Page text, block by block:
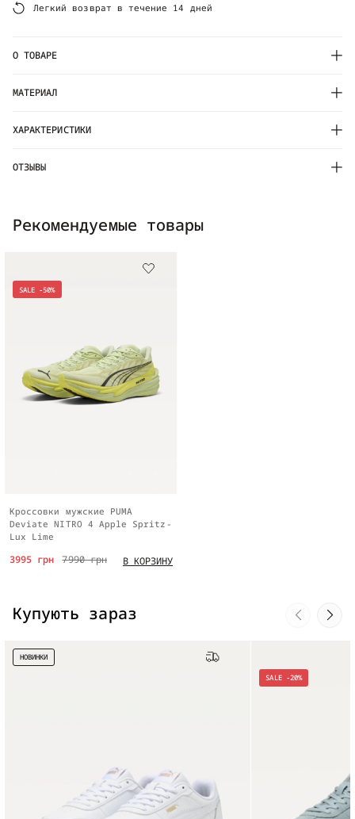
Легкий возврат в течение 14 дней
О ТОВАРЕ
МАТЕРИАЛ
ХАРАКТЕРИСТИКИ
ОТЗЫВЫ
Рекомендуемые товары
SALE -50%
Кроссовки мужские PUMA
Deviate NITRO 4 Apple Spritz-
Lux Lime
7990 грн
3995 грн В КОРЗИНУ
Купують зараз
НОВИНКИ
SALE -20%